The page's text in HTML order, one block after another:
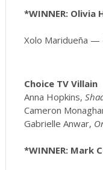
*WINNER: Olivia
Xolo Maridueña —
Choice TV Villain
Anna Hopkins,
Cameron
Gabrielle Anwar,
*WINNER: Mark